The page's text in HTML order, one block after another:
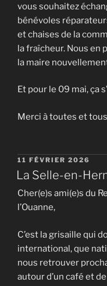
vous souhaitez
bénévoles
et chaises de la
la fraîcheur. Nous en
la maire
Et pour le 09 mai, ça
Merci à toutes et
PUBLIÉ
LE
11 FÉVRIER 2026
La Selle-en-
Cher(e)s ami(e)s du
l’Ouanne,
C’est la grisaille qui
international, que
nous retrouver
autour d’un café et